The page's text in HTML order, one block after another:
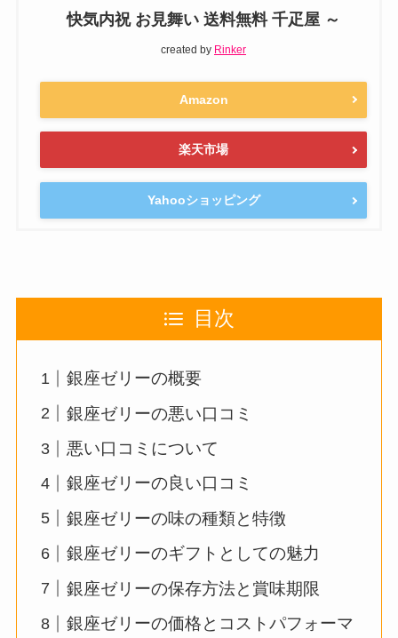
快気内祝 お見舞い 送料無料 千疋屋 ～
created by Rinker
Amazon
楽天市場
Yahooショッピング
目次
銀座ゼリーの概要
銀座ゼリーの悪い口コミ
悪い口コミについて
銀座ゼリーの良い口コミ
銀座ゼリーの味の種類と特徴
銀座ゼリーのギフトとしての魅力
銀座ゼリーの保存方法と賞味期限
銀座ゼリーの価格とコストパフォーマ